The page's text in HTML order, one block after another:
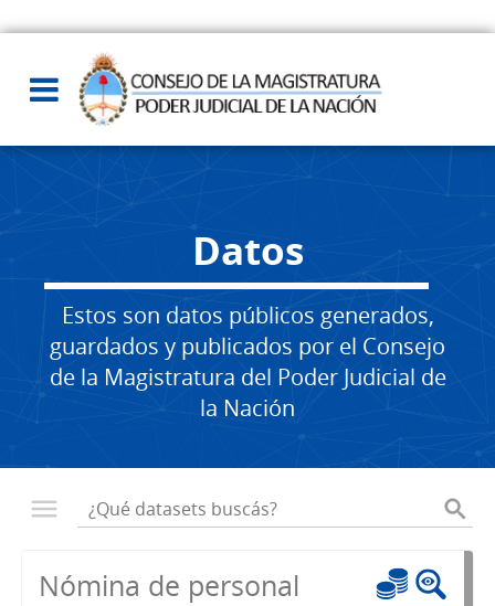
Datos
Estos son datos públicos generados,
guardados y publicados por el Consejo
de la Magistratura del Poder Judicial de
la Nación
Nómina de personal